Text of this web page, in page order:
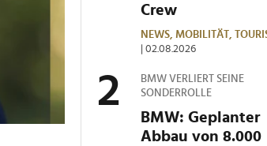
Crew
NEWS, MOBILITÄT,
| 02.08.2026
BMW VERLIERT SEINE
SONDERROLLE
BMW: Geplanter
Abbau von 8.000